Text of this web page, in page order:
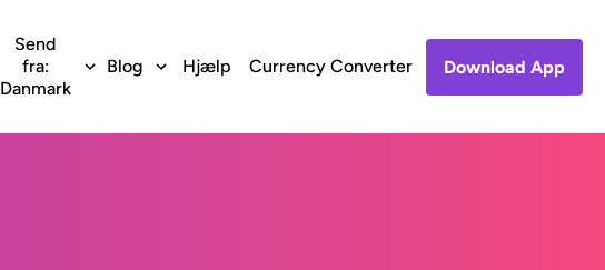
Send
fra:
Danmark
Blog Hjælp Currency Converter Download App